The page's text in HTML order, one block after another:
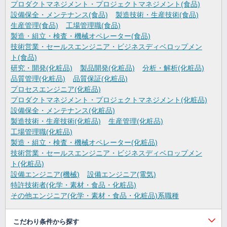
プロダクトマネジメント・プロジェクトマネジメント(食品)
設備保全・メンテナンス(食品)
製造技術・生産技術(食品)
生産管理(食品)
工場管理職(食品)
製造・組立・検査・機械オペレーター(食品)
技術営業・セールスエンジニア・ビジネスディベロップメン
ト(食品)
研究・開発(化粧品)
製品開発(化粧品)
分析・解析(化粧品)
品質管理(化粧品)
品質保証(化粧品)
プロセスエンジニア(化粧品)
プロダクトマネジメント・プロジェクトマネジメント(化粧品)
設備保全・メンテナンス(化粧品)
製造技術・生産技術(化粧品)
生産管理(化粧品)
工場管理職(化粧品)
製造・組立・検査・機械オペレーター(化粧品)
技術営業・セールスエンジニア・ビジネスディベロップメン
ト(化粧品)
設備エンジニア(機械)
設備エンジニア(電気)
特許技術者(化学・素材・食品・化粧品)
その他エンジニア(化学・素材・食品・化粧品)系職種
こだわり条件から探す